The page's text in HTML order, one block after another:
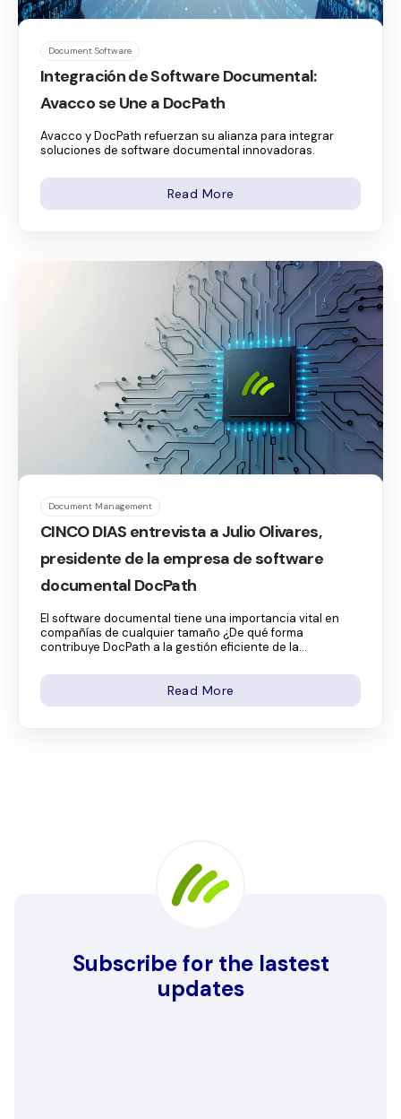
Document Software
Integración de Software Documental:
Avacco se Une a DocPath
Avacco y DocPath refuerzan su alianza para integrar
soluciones de software documental innovadoras.
Read More
Document Management
CINCO DIAS entrevista a Julio Olivares,
presidente de la empresa de software
documental DocPath
El software documental tiene una importancia vital en
compañías de cualquier tamaño ¿De qué forma
contribuye DocPath a la gestión eficiente de la...
Read More
Subscribe for the lastest
updates